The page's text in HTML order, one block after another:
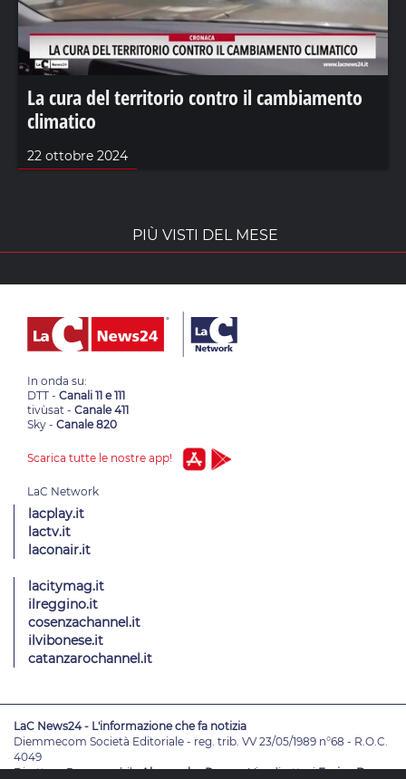
La cura del territorio contro il cambiamento
climatico
22 ottobre 2024
PIÙ VISTI DEL MESE
In onda su:
DTT - Canali 11 e 111
tivùsat - Canale 411
Sky - Canale 820
Scarica tutte le nostre app!
lacplay.it
lactv.it
laconair.it
lacitymag.it
ilreggino.it
cosenzachannel.it
ilvibonese.it
catanzarochannel.it
LaC News24 - L'informazione che fa notizia
Diemmecom Società Editoriale - reg. trib. VV 23/05/1989 n°68 - R.O.C.
4049
Direttore ResponsabileAlessandro Russo- VicedirettoriEnrico De